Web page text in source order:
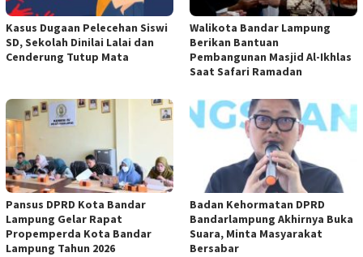
Kasus Dugaan Pelecehan Siswi
SD, Sekolah Dinilai Lalai dan
Cenderung Tutup Mata
Walikota Bandar Lampung
Berikan Bantuan
Pembangunan Masjid Al-Ikhlas
Saat Safari Ramadan
Pansus DPRD Kota Bandar
Lampung Gelar Rapat
Propemperda Kota Bandar
Lampung Tahun 2026
Badan Kehormatan DPRD
Bandarlampung Akhirnya Buka
Suara, Minta Masyarakat
Bersabar